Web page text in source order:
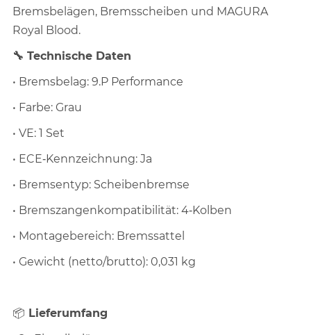
Bremsbelägen, Bremsscheiben und MAGURA
Royal Blood.
🔧 Technische Daten
• Bremsbelag: 9.P Performance
• Farbe: Grau
• VE: 1 Set
• ECE‑Kennzeichnung: Ja
• Bremsentyp: Scheibenbremse
• Bremszangenkompatibilität: 4‑Kolben
• Montagebereich: Bremssattel
• Gewicht (netto/brutto): 0,031 kg
📦 Lieferumfang